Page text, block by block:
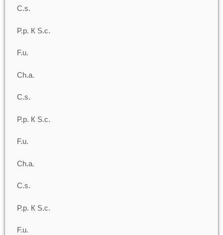
C.s.
P.p. К S.c.
F.u.
Ch.a.
C.s.
P.p. К S.c.
F.u.
Ch.a.
C.s.
P.p. К S.c.
F.u.